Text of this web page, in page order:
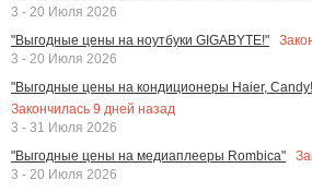
3 - 20 Июля 2026
"Выгодные цены на ноутбуки GIGABYTE!"
3 - 20 Июля 2026
"Выгодные цены на кондиционеры Haier,
Закончилась 9 дней назад
3 - 31 Июля 2026
"Выгодные цены на медиаплееры Rombica"
3 - 20 Июля 2026